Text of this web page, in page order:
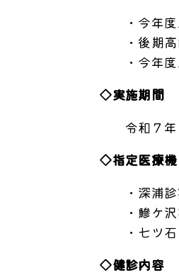
・今年度末
・後期高齢
・今年度末
◇実施期間
令和７年８
◇指定医療
・深浦診
・鰺ケ沢病
・七ツ石内
◇健診内容